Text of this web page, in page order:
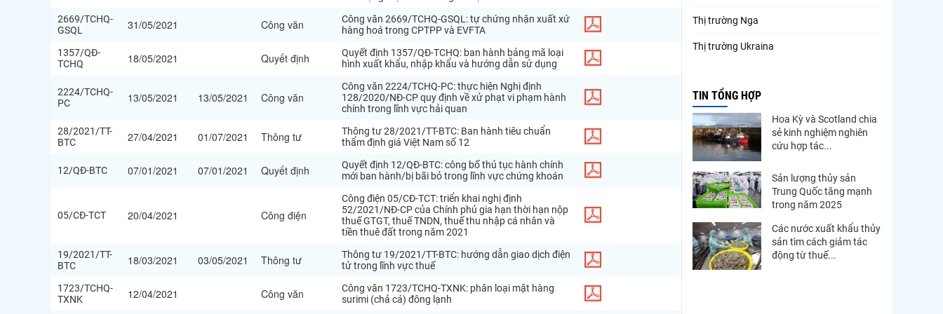
2669/TCHQ-
GSQL
31/05/2021 Công văn Công văn 2669/TCHQ-GSQL :tựchứng nhận xuất xứ
hàng hoá trong CPTPPvà EVFTA
1357/QĐ-
TCHQ
18/05/2021 Quyết định Quyết định 1357/QĐ-TCHQ: ban hành bảng mã loại
hình xuất khẩu, nhập khẩu và hướng dẫn sửdụng
2224/TCHQ-
PC
13/05/2021 13/05/2021 Công văn
Công văn 2224/TCHQ-PC:thực hiện Nghịđịnh
128/2020/NĐ-CPquyđịnh vềxử phạt vi phạm hành
chính trong lĩnh vực hảiquan
28/2021/TT-
BTC
27/04/2021 01/07/2021 Thông tư Thông tư28/2021 /TT-BTC: Ban hành tiêu chuẩn
thẩmđịnh giá Việt Namsố 12
12/QĐ-BTC 07/01/2021 07/01/2021 Quyết định Quyết định 12/QĐ-BTC:công bốthủ tục hành chính
mới ban hành/bị bãi bỏtrong lĩnh vựcchứng khoán
05/CĐ-TCT 20/04/2021 Công điện
Công điện 05/CĐ-TCT:triển khai nghịđịnh
52/2021 /NĐ-CPcủa Chính phủ gia hạn thời hạn nộp
thuếGTGT, thuếTNDN, thuếthu nhậpcá nhân và
tiền thuêđất trong năm2021
19/2021/TT-
BTC
18/03/2021 03/05/2021 Thông tư Thông tư 19/2021 /TT-BTC: hướng dẫn giaodịch điện
tửtrong lĩnh vựcthuế
1723/TCHQ-
TXNK
12/04/2021 Công văn Công văn 1723/TCHQ-TXNK: phân loại mặt hàng
surimi (chả cá) đông lạnh
Thị trường Nga
Thị trường Ukraina
Thị trường Trung Quốc
Thị trường Papua New Guinea
Thị trường New Zealand
Thị trường Đài Loan
Thị trường Hàn Quốc
Thị trường Mỹ
Thị trường EU
TIN TỔNG HỢP
Hoa Kỳ và Scotland chia
sẻ kinh nghiệm nghiên
cứu hợp tác...
Sản lượng thủy sản
Trung Quốc tăng mạnh
trong năm 2025
Các nước xuất khẩu thủy
sản tìm cách giảm tác
động từ thuế...